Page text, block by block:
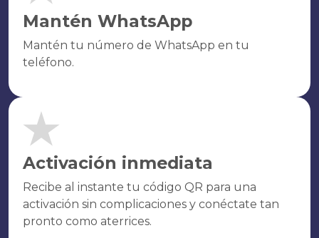
Mantén WhatsApp
Mantén tu número de WhatsApp en tu
teléfono.
Activación inmediata
Recibe al instante tu código QR para una
activación sin complicaciones y conéctate tan
pronto como aterrices.